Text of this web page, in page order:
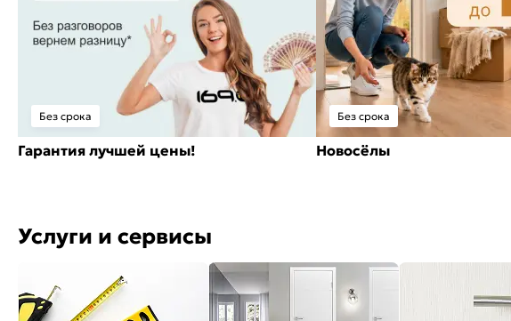
Без срока
Гарантия лучшей цены!
Без срока
Новосёлы
Услуги и сервисы